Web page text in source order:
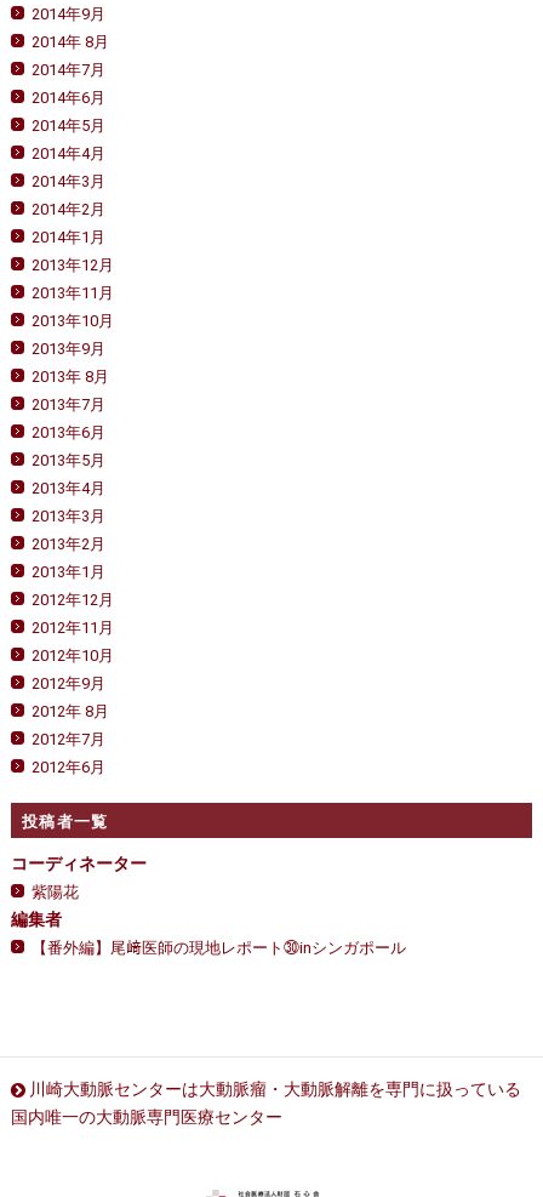
2014年9月
2014年 8月
2014年7月
2014年6月
2014年5月
2014年4月
2014年3月
2014年2月
2014年1月
2013年12月
2013年11月
2013年10月
2013年9月
2013年 8月
2013年7月
2013年6月
2013年5月
2013年4月
2013年3月
2013年2月
2013年1月
2012年12月
2012年11月
2012年10月
2012年9月
2012年 8月
2012年7月
2012年6月
投稿者一覧
コーディネーター
紫陽花
編集者
【番外編】尾﨑医師の現地レポート㉚inシンガポール
川崎大動脈センターは大動脈瘤・大動脈解離を専門に扱っている
国内唯一の大動脈専門医療センター